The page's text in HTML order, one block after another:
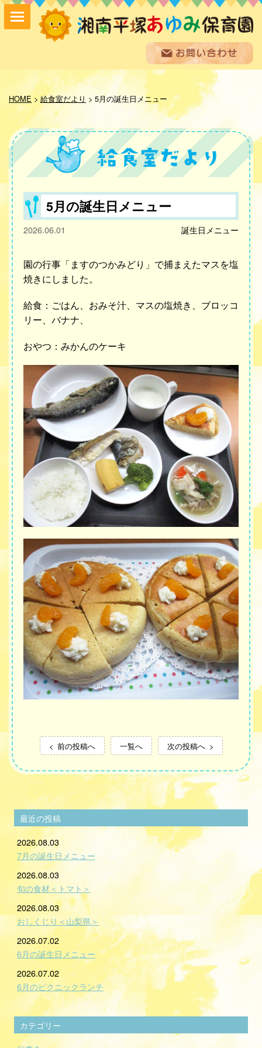
HOME> 給食室だより > 5月の誕生日メニュー
5月の誕生日メニュー
2026.06.01 誕生日メニュー
園の行事「ますのつかみどり」で捕まえたマスを塩
焼きにしました。
給食：ごはん、おみそ汁、マスの塩焼き、ブロッコ
リー、バナナ、
おやつ：みかんのケーキ
前の投稿へ 一覧へ 次の投稿へ
最近の投稿
2026.08.03
7月の誕生日メニュー
2026.08.03
旬の食材＜トマト＞
2026.08.03
おしくじり＜山梨県＞
2026.07.02
6月の誕生日メニュー
2026.07.02
6月のピクニックランチ
カテゴリー
保育方針
園の紹介
保育内容
入園案内
採用情報
お問い合わせ
お知らせ
給食室だより
あゆみギャラリー
プライバシーポリシー